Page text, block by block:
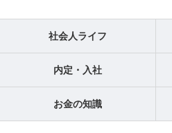
社会人ライフ
内定・入社
お金の知識